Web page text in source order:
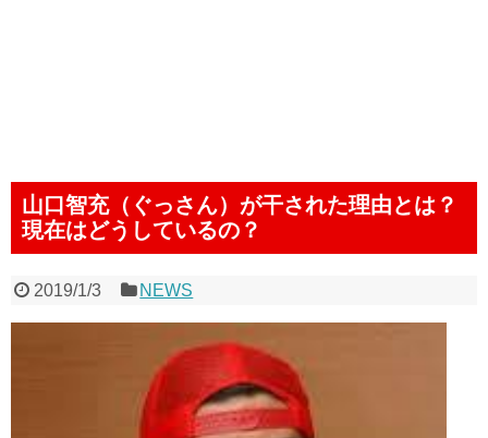
山口智充（ぐっさん）が干された理由とは？
現在はどうしているの？
2019/1/3 NEWS